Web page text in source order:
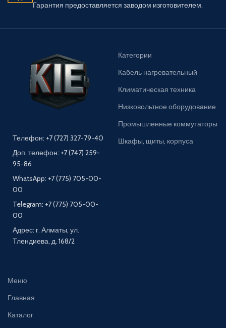
Гарантия предоставляется заводом изготовителем.
Телефон: +7 (727) 327-79-40
Доп. телефон: +7 (747) 259-
95-86
WhatsApp: +7 (775) 705-00-
00
Telegram: +7 (775) 705-00-
00
Адрес: г. Алматы, ул.
Тлендиева, д. 168/2
Категории
Кабель нагревательный
Климатическая техника
Низковольтное оборудование
Промышленные коммутаторы
Шкафы, щиты, корпуса
Меню
Главная
Каталог